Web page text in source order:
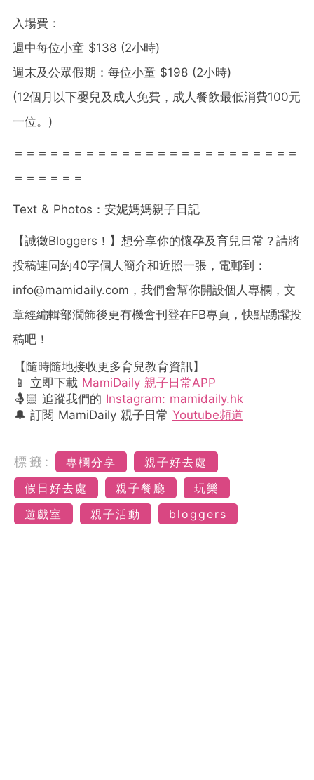
入場費：
週中每位小童 $138 (2小時)
週末及公眾假期：每位小童 $198 (2小時)
(12個月以下嬰兒及成人免費，成人餐飲最低消費100元
一位。)
＝＝＝＝＝＝＝＝＝＝＝＝＝＝＝＝＝＝＝＝＝＝＝＝
＝＝＝＝＝＝
Text & Photos ：安妮媽媽親子日記
【誠徵Bloggers ！】想分享你的懷孕及育兒日常？請將
投稿連同約40字個人簡介和近照一張，電郵到：
info@mamidaily.com ，我們會幫你開設個人專欄，文
章經編輯部潤飾後更有機會刊登在FB專頁，快點踴躍投
稿吧！
【隨時隨地接收更多育兒教育資訊】
📱 立即下載 MamiDaily 親子日常APP
🤱🏻 追蹤我們的 Instagram: mamidaily.hk
🔔 訂閱 MamiDaily 親子日常 Youtube頻道
標籤: 專欄分享
親子好去處
假日好去處
親子餐廳
玩樂
遊戲室
親子活動 bloggers